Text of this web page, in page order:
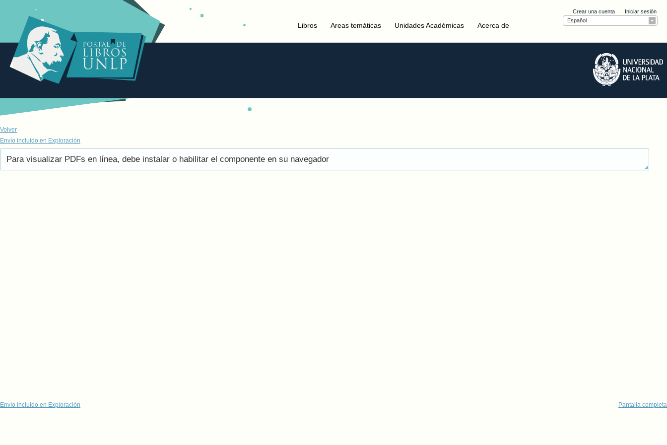
Crear una cuenta
Iniciar sesión
Español
Libros Areas temáticas Unidades Académicas Acerca de
Volver
Envío incluido en Exploración
Para visualizar PDFs en línea, debe instalar o habilitar el componente en su navegador
Envío incluido en Exploración Pantalla completa